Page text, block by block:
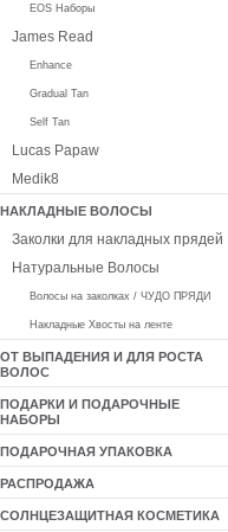
EOS Наборы
James Read
Enhance
Gradual Tan
Self Tan
Lucas Papaw
Medik8
НАКЛАДНЫЕ ВОЛОСЫ
Заколки для накладных прядей
Натуральные Волосы
Волосы на заколках / ЧУДО ПРЯДИ
Накладные Хвосты на ленте
ОТ ВЫПАДЕНИЯ И ДЛЯ РОСТА
ВОЛОС
ПОДАРКИ И ПОДАРОЧНЫЕ
НАБОРЫ
ПОДАРОЧНАЯ УПАКОВКА
РАСПРОДАЖА
СОЛНЦЕЗАЩИТНАЯ КОСМЕТИКА